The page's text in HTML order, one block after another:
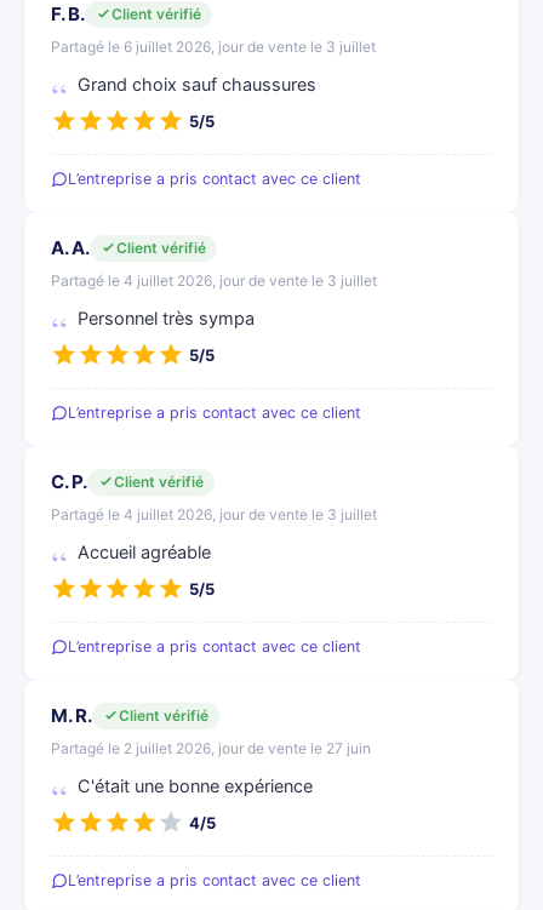
F. B.
Client vérifié
Partagé le 6 juillet 2026, jour de vente le 3 juillet
Grand choix sauf chaussures
5/5
L’entreprise a pris contact avec ce client
A. A.
Client vérifié
Partagé le 4 juillet 2026, jour de vente le 3 juillet
Personnel très sympa
5/5
L’entreprise a pris contact avec ce client
C. P.
Client vérifié
Partagé le 4 juillet 2026, jour de vente le 3 juillet
Accueil agréable
5/5
L’entreprise a pris contact avec ce client
M. R.
Client vérifié
Partagé le 2 juillet 2026, jour de vente le 27 juin
C'était une bonne expérience
4/5
L’entreprise a pris contact avec ce client